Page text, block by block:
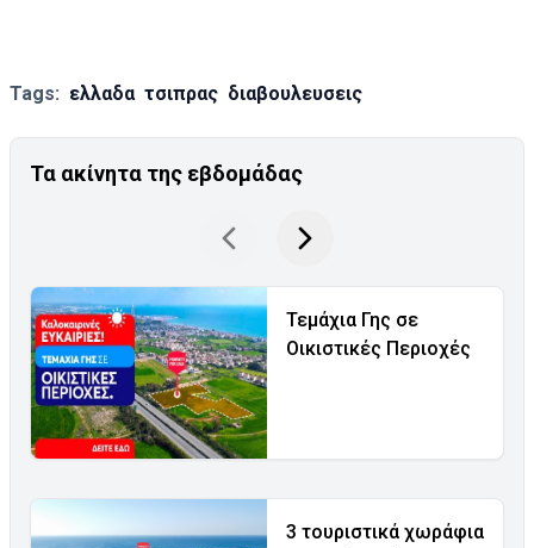
Tags: ελλαδα τσιπρας διαβουλευσεις
Τα ακίνητα της εβδομάδας
Τεμάχια Γης σε
Οικιστικές Περιοχές
3 τουριστικά χωράφια